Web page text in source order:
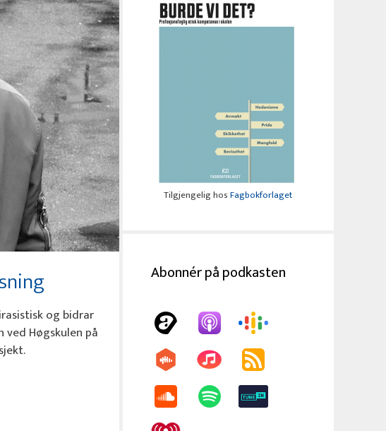
og bidrar
Høgskulen på
Tilgjengelig hosFagbokforlaget
Abonnér på podkasten